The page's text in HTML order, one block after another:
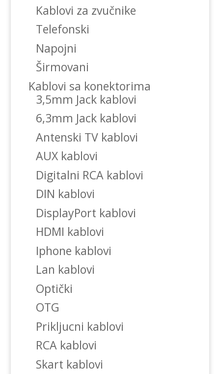
Kablovi za zvučnike
Telefonski
Napojni
Širmovani
Kablovi sa konektorima
3,5mm Jack kablovi
6,3mm Jack kablovi
Antenski TV kablovi
AUX kablovi
Digitalni RCA kablovi
DIN kablovi
DisplayPort kablovi
HDMI kablovi
Iphone kablovi
Lan kablovi
Optički
OTG
Prikljucni kablovi
RCA kablovi
Skart kablovi